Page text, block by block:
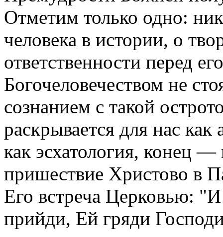
Отметим только одно:
человека в истории, о
ответственности перед
Богочеловечеством не
сознанием с такой
раскрывается для нас
как эсхатология, конец
пришествие Христово в
Его встреча Церковью:
прийди, Ей гряди